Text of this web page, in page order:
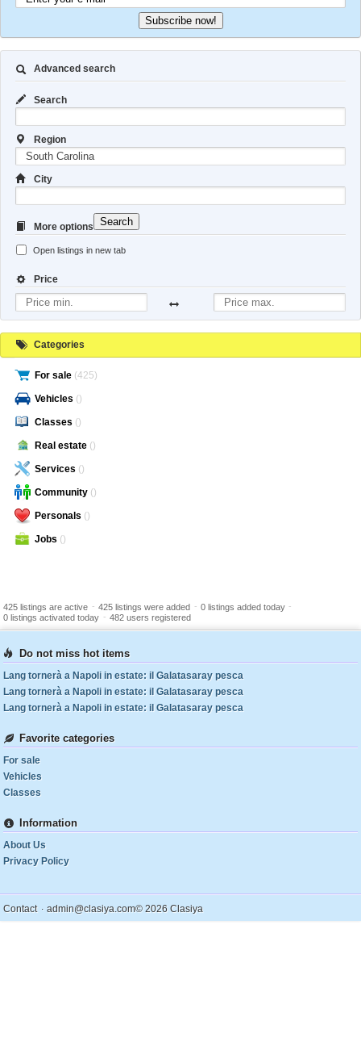
Subscribe now!
Advanced search
Search
Region
City
More options
Open listings in new tab
Price
Search
Categories
For sale (425)
Vehicles ()
Classes ()
Real estate ()
Services ()
Community ()
Personals ()
Jobs ()
425 listings are active - 425 listings were added - 0 listings added today -
0 listings activated today - 482 users registered
Do not miss hot items
Lang tornerà a Napoli in estate: il Galatasaray pesca
Lang tornerà a Napoli in estate: il Galatasaray pesca
Lang tornerà a Napoli in estate: il Galatasaray pesca
Favorite categories
For sale
Vehicles
Classes
Information
About Us
Privacy Policy
Contact . admin@clasiya.com© 2026 Clasiya